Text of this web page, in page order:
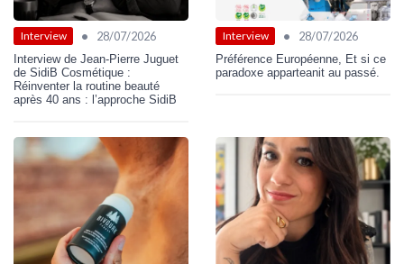
Interview • 28/07/2026
Interview de Jean-Pierre Juguet
de SidiB Cosmétique :
Réinventer la routine beauté
après 40 ans : l’approche SidiB
Interview • 28/07/2026
Préférence Européenne, Et si ce
paradoxe apparteanit au passé.